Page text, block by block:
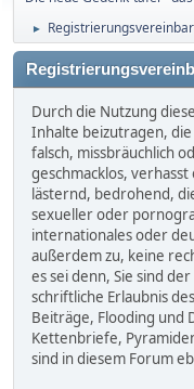
►
Durch die Nutzung
Inhalte beizutragen,
falsch, missbräuchlich
geschmacklos,
lästernd, bedrohend,
sexueller oder
internationales oder
außerdem zu, keine
es sei denn, Sie sind
schriftliche Erlaubnis
Beiträge, Flooding und
Kettenbriefe,
sind in diesem Forum